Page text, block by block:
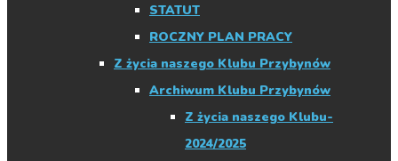
STATUT
ROCZNY PLAN PRACY
Z życia naszego Klubu Przybynów
Archiwum Klubu Przybynów
Z życia naszego Klubu-
2024/2025